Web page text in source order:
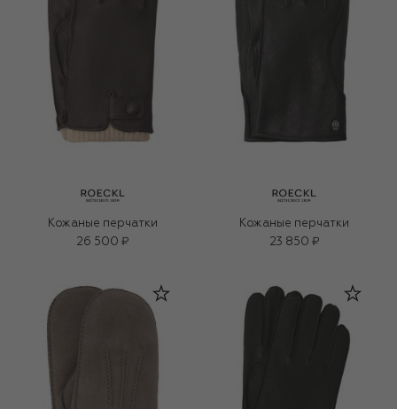
Кожаные перчатки
26 500 ₽
Кожаные перчатки
23 850 ₽